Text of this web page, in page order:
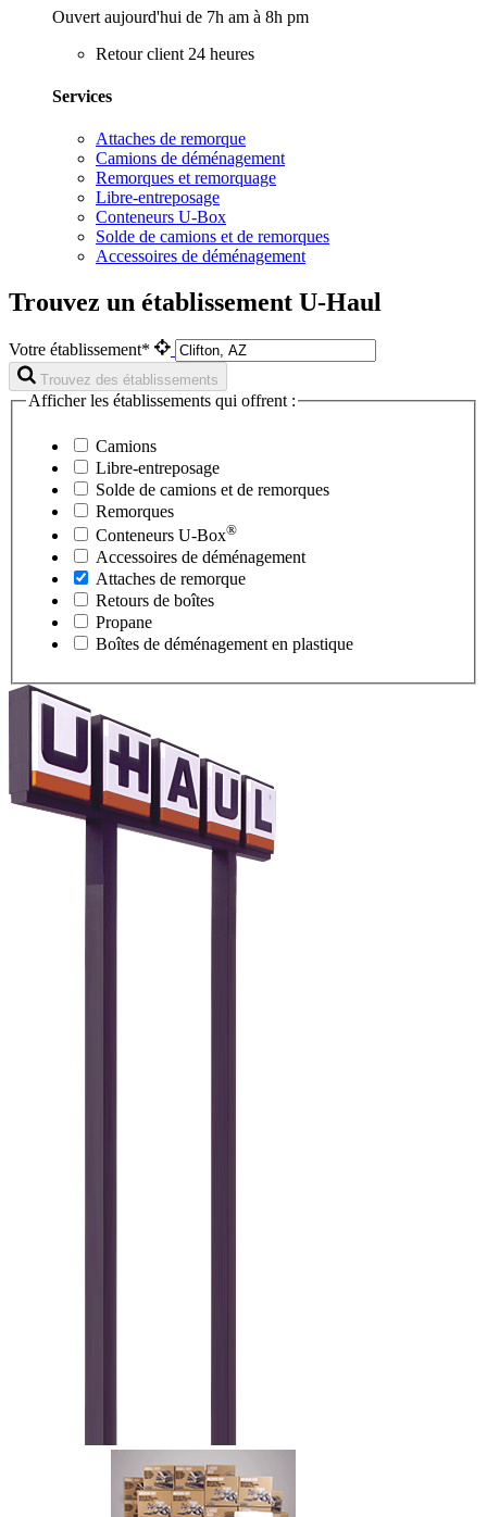
Ouvert aujourd'hui de 7h am à 8h pm
Retour client 24 heures
Services
Attaches de remorque
Camions de déménagement
Remorques et remorquage
Libre-entreposage
Conteneurs U-Box
Solde de camions et de remorques
Accessoires de déménagement
Trouvez un établissement U-Haul
Votre établissement*
Trouvez des établissements
Afficher les établissements qui offrent :
Camions
Libre-entreposage
Solde de camions et de remorques
Remorques
Conteneurs U-Box®
Accessoires de déménagement
Attaches de remorque
Retours de boîtes
Propane
Boîtes de déménagement en plastique